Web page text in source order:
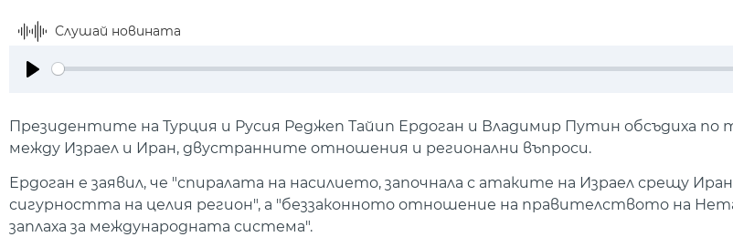
Слушай новината
Президентите на Турция и Русия Реджеп Тайип Ердоган и Владимир Путин обсъдиха по
между Израел и Иран, двустранните отношения и регионални въпроси.
Ердоган е заявил, че "спиралата на насилието, започнала с атаките на Израел срещу
сигурността на целия регион", а "беззаконното отношение на правителството на
заплаха за международната система".